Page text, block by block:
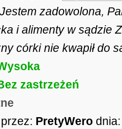
Jestem zadowolona,
i alimenty w sądzie
córki nie kwapił do
zastrzeżeń
PretyWero dnia: